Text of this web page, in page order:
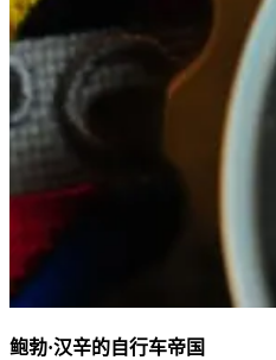
鲍勃·汉辛的自行车帝国